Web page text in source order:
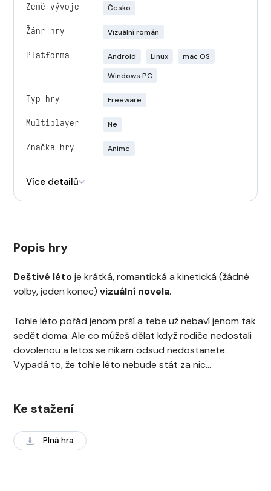
Země vývoje Česko
Žánr hry Vizuální román
Platforma Android Linux
mac OS
Windows PC
Typ hry Freeware
Multiplayer Ne
Značka hry Anime
Více detailů
Popis hry
Deštivé létoje krátká, romantická a kinetická (žádné
volby, jeden konec) vizuální novela.
Tohle léto pořád jenom prší a tebe už nebaví jenom tak
sedět doma. Ale co můžeš dělat když rodiče nedostali
dovolenou a letos se nikam odsud nedostanete.
Vypadá to, že tohle léto nebude stát za nic…
Ke stažení
Plná hra